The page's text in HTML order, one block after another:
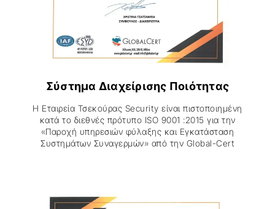
Σύστημα Διαχείρισης Ποιότητας
Η Εταιρεία Τσεκούρας Security είναι πιστοποιημένη
κατά τo διεθνές πρότυπο ISO 9001 :2015 για την
«Παροχή υπηρεσιών φύλαξης και Εγκατάσταση
Συστημάτων Συναγερμών» από την Global-Cert